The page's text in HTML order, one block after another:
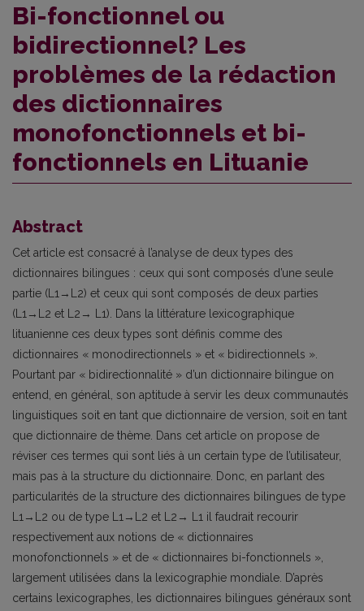
Bi-fonctionnel ou
bidirectionnel? Les
problèmes de la rédaction
des dictionnaires
monofonctionnels et bi-
fonctionnels en Lituanie
Abstract
Cet article est consacré à l’analyse de deux types des
dictionnaires bilingues : ceux qui sont composés d’une seule
partie (L1→L2) et ceux qui sont composés de deux parties
(L1→L2 et L2→ L1). Dans la littérature lexicographique
lituanienne ces deux types sont définis comme des
dictionnaires « monodi­rectionnels » et « bidirectionnels ».
Pourtant par « bidirectionnalité » d’un dictionnaire bilingue on
en­tend, en général, son aptitude à servir les deux communautés
linguistiques soit en tant que dictionnaire de version, soit en tant
que dictionnaire de thème. Dans cet article on propose de
réviser ces termes qui sont liés à un certain type de l’utilisateur,
mais pas à la structure du dictionnaire. Donc, en parlant des
particularités de la structure des dictionnaires bilingues de type
L1→L2 ou de type L1→L2 et L2→ L1 il faudrait recourir
respectivement aux notions de « dictionnaires
monofonctionnels » et de « dic­tionnaires bi-fonctionnels »,
largement utilisées dans la lexicographie mondiale. D’après
certains lexi­cographes, les dictionnaires bilingues généraux sont